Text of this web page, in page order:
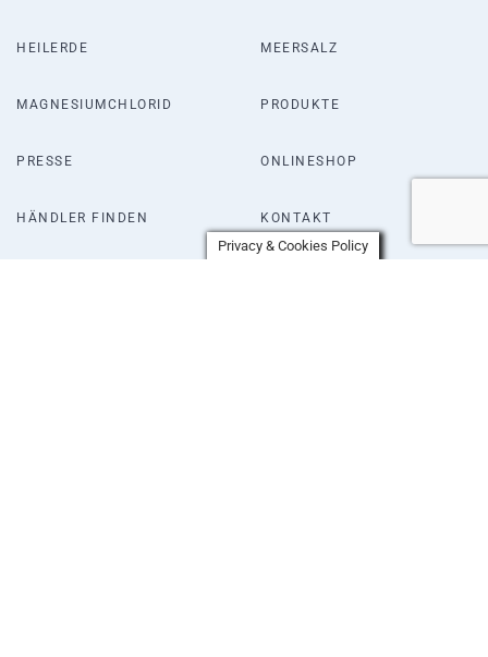
HEILERDE MEERSALZ
MAGNESIUMCHLORID PRODUKTE
PRESSE ONLINESHOP
HÄNDLER FINDEN KONTAKT
Privacy & Cookies Policy